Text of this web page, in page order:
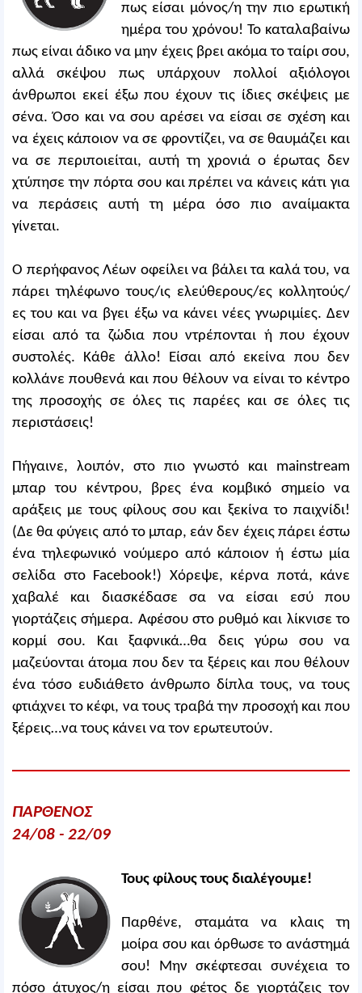
πως είσαι μόνος/η την πιο ερωτική
ημέρα του χρόνου! Το καταλαβαίνω
πως είναι άδικο να μην έχεις βρει ακόμα το ταίρι σου,
αλλά σκέψου πως υπάρχουν πολλοί αξιόλογοι
άνθρωποι εκεί έξω που έχουν τις ίδιες σκέψεις με
σένα. Όσο και να σου αρέσει να είσαι σε σχέση και
να έχεις κάποιον να σε φροντίζει, να σε θαυμάζει και
να σε περιποιείται, αυτή τη χρονιά ο έρωτας δεν
χτύπησε την πόρτα σου και πρέπει να κάνεις κάτι για
να περάσεις αυτή τη μέρα όσο πιο αναίμακτα
γίνεται.
Ο περήφανος Λέων οφείλει να βάλει τα καλά του, να
πάρει τηλέφωνο τους/ις ελεύθερους/ες κολλητούς/
ες του και να βγει έξω να κάνει νέες γνωριμίες. Δεν
είσαι από τα ζώδια που ντρέπονται ή που έχουν
συστολές. Κάθε άλλο! Είσαι από εκείνα που δεν
κολλάνε πουθενά και που θέλουν να είναι το κέντρο
της προσοχής σε όλες τις παρέες και σε όλες τις
περιστάσεις!
Πήγαινε, λοιπόν, στο πιο γνωστό και mainstream
μπαρ του κέντρου, βρες ένα κομβικό σημείο να
αράξεις με τους φίλους σου και ξεκίνα το παιχνίδι!
(Δε θα φύγεις από το μπαρ, εάν δεν έχεις πάρει έστω
ένα τηλεφωνικό νούμερο από κάποιον ή έστω μία
σελίδα στο Facebook!) Χόρεψε, κέρνα ποτά, κάνε
χαβαλέ και διασκέδασε σα να είσαι εσύ που
γιορτάζεις σήμερα. Αφέσου στο ρυθμό και λίκνισε το
κορμί σου. Και ξαφνικά…θα δεις γύρω σου να
μαζεύονται άτομα που δεν τα ξέρεις και που θέλουν
ένα τόσο ευδιάθετο άνθρωπο δίπλα τους, να τους
φτιάχνει το κέφι, να τους τραβά την προσοχή και που
ξέρεις…να τους κάνει να τον ερωτευτούν.
ΠΑΡΘΕΝΟΣ
24/08 - 22/09
Τους φίλους τους διαλέγουμε!
Παρθένε, σταμάτα να κλαις τη
μοίρα σου και όρθωσε το ανάστημά
σου! Μην σκέφτεσαι συνέχεια το
πόσο άτυχος/η είσαι που φέτος δε γιορτάζεις τον